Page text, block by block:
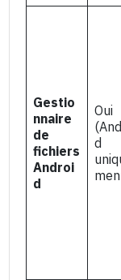
Gestio
nnaire
de
fichiers
Androi
d
Oui
d